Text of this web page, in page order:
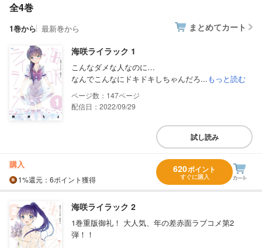
全4巻
1巻から 最新巻から まとめてカート
海咲ライラック 1
こんなダメな人なのに…
なんでこんなにドキドキしちゃんだろ...もっと読む
147
配信日：2022/09/29
試し読み
購入
1%還元 ：6ポイント獲得
620ポイント
すぐに購入
海咲ライラック 2
1巻重版御礼！ 大人気、年の差赤面ラブコメ第2
弾！！